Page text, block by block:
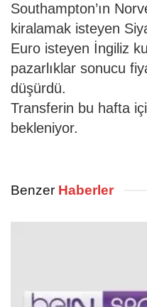
Southampton’ın
kiralamak isteyen
Euro isteyen İngiliz
pazarlıklar sonucu
düşürdü.
Transferin bu hafta
bekleniyor.
Benzer Haberler